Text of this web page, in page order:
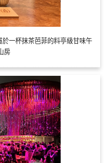
一杯抹茶芭菲的料亭級甘味午
房